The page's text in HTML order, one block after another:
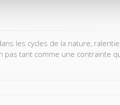
les cycles de la nature,
pas tant comme une contrainte